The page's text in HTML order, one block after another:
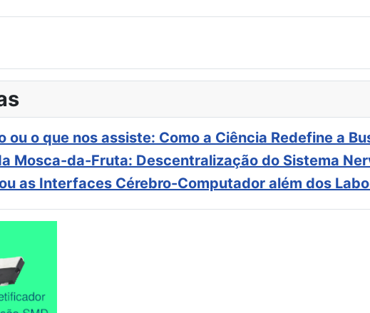
ou o que nos assiste: Como a Ciência Redefine a
Mosca-da-Fruta: Descentralização do Sistema
as Interfaces Cérebro-Computador além dos